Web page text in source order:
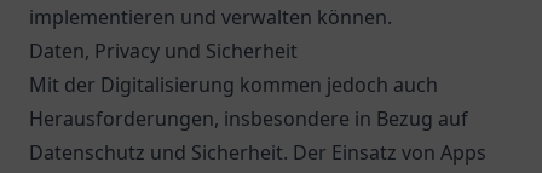
implementieren und verwalten können.
Daten, Privacy und Sicherheit
Mit der Digitalisierung kommen jedoch auch
Herausforderungen, insbesondere in Bezug auf
Datenschutz und Sicherheit. Der Einsatz von Apps